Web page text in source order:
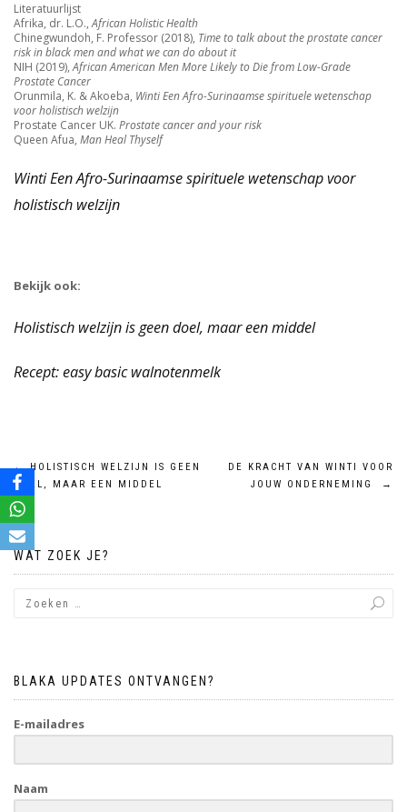
Literatuurlijst
Afrika, dr. L.O.,African Holistic Health
Chinegwundoh, F. Professor (2018), Time to talk about the prostate cancer
risk in black men and what we can do about it
NIH (2019),African American Men More Likely to Die from Low-Grade
Prostate Cancer
Orunmila, K. & Akoeba, Winti Een Afro-Surinaamse spirituele wetenschap
voor holistisch welzijn
Prostate Cancer UK. Prostate cancer and your risk
Queen Afua, Man Heal Thyself
Winti Een Afro-Surinaamse spirituele wetenschap voor
holistisch welzijn
Bekijk ook:
Holistisch welzijn is geen doel, maar een middel
Recept: easy basic walnotenmelk
Bericht
navigatie
←HOLISTISCH WELZIJN IS GEEN
DOEL, MAAR EEN MIDDEL
DE KRACHT VAN WINTI VOOR
JOUW ONDERNEMING
→
WAT ZOEK JE?
BLAKA UPDATES ONTVANGEN?
E-mailadres
Naam